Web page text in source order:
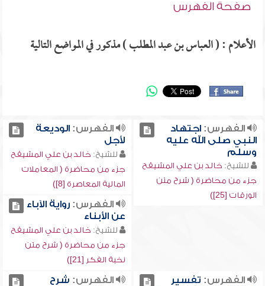
صفحة الفهرس
الأعلام : ( العباس بن عبد المطلب ) مذكور في المواضع التالية
الفهرس:اجتهاد
النبي صلى الله عليه
وسلم
للشيخ: خالد بن علي المشيقح
جزء من محاضرة ( شرح متن
الورقات [25])
الفهرس:الوديعة
لأجل
للشيخ: خالد بن علي المشيقح
جزء من محاضرة ( المعاملات
المالية المعاصرة [8])
الفهرس:رواية الآباء
عن الأبناء
للشيخ: خالد بن علي المشيقح
جزء من محاضرة ( شرح متن
نخبة الفكر [21])
الفهرس: تفسير
الفهرس: شرح